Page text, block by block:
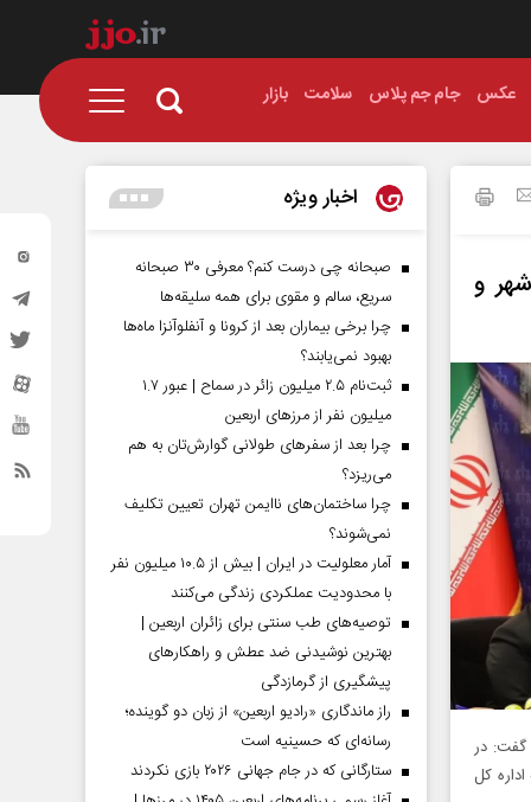
عکس جام جم پلاس سلامت بازار
و
گفت: در
کل
اخبار ویژه
صبحانه چی درست کنم؟ معرفی ۳۰ صبحانه
سریع، سالم و مقوی برای همه سلیقه‌ها
چرا برخی بیماران بعد از کرونا و آنفلوآنزا ماه‌ها
بهبود نمی‌یابند؟
ثبت‌نام ۲.۵ میلیون زائر در سماح | عبور ۱.۷
میلیون نفر از مرز‌های اربعین
چرا بعد از سفرهای طولانی گوارش‌تان به هم
می‌ریزد؟
چرا ساختمان‌های ناایمن تهران تعیین تکلیف
نمی‌شوند؟
آمار معلولیت در ایران | بیش از ۱۰.۵ میلیون نفر
با محدودیت عملکردی زندگی می‌کنند
توصیه‌های طب سنتی برای زائران اربعین |
بهترین نوشیدنی ضد عطش و راهکارهای
پیشگیری از گرمازدگی
راز ماندگاری «رادیو اربعین» از زبان دو گوینده؛
رسانه‌ای که حسینیه است
ستارگانی که در جام جهانی ۲۰۲۶ بازی نکردند